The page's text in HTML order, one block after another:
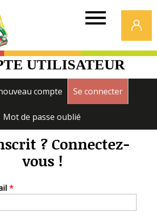
UTILISATEUR
compte Se connecter(onglet
Mot de passe oublié
? Connectez-
vous !
*